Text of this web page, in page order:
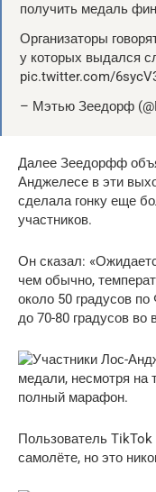
получить медаль
Организаторы
у которых выдался
pic.twitter.com/
– Мэтью Зеедорф
Далее Зеедорфф
Анджелесе в эти
сделала гонку еще
участников.
Он сказал:
чем обычно,
около 50 градусов
до 70-80 градусов во
Пользователь
самолёте, но это